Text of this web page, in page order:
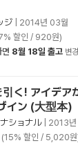
ジ
2014년 03월
할인 / 920원)
8월 18일 출고 변경
く! アイデア
イン (大型本)
ショナル| 2013
(15% 할인 / 5,020